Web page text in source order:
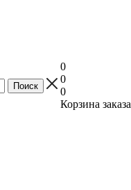
0
0
0
Корзина заказа